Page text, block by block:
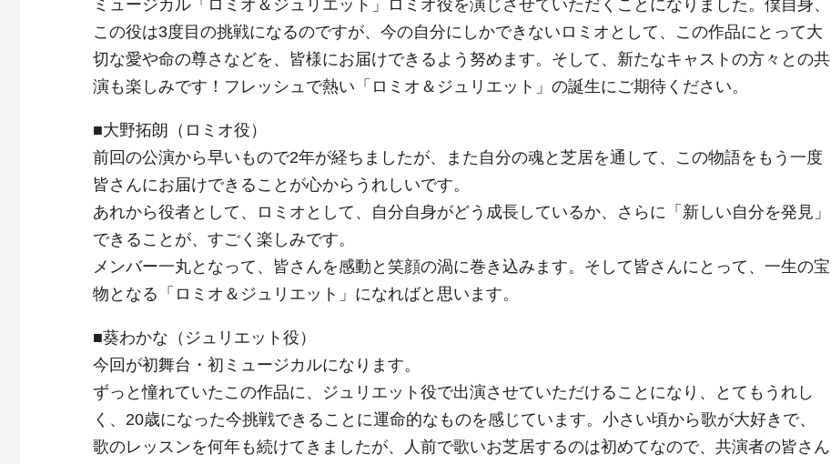
ミュージカル「ロミオ＆ジュリエット」ロミオ役を演じさせていただくことになりました。僕自身、
この役は3度目の挑戦になるのですが、今の自分にしかできないロミオとして、この作品にとって大
切な愛や命の尊さなどを、皆様にお届けできるよう努めます。そして、新たなキャストの方々との共
演も楽しみです！フレッシュで熱い「ロミオ＆ジュリエット」の誕生にご期待ください。
■大野拓朗（ロミオ役）
前回の公演から早いもので2年が経ちましたが、また自分の魂と芝居を通して、この物語をもう一度
皆さんにお届けできることが心からうれしいです。
あれから役者として、ロミオとして、自分自身がどう成長しているか、さらに「新しい自分を発見」
できることが、すごく楽しみです。
メンバー一丸となって、皆さんを感動と笑顔の渦に巻き込みます。そして皆さんにとって、一生の宝
物となる「ロミオ＆ジュリエット」になればと思います。
■葵わかな（ジュリエット役）
今回が初舞台・初ミュージカルになります。
ずっと憧れていたこの作品に、ジュリエット役で出演させていただけることになり、とてもうれし
く、20歳になった今挑戦できることに運命的なものを感じています。小さい頃から歌が大好きで、
歌のレッスンを何年も続けてきましたが、人前で歌いお芝居するのは初めてなので、共演者の皆さん